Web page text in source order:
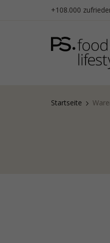
+108.000
Startseite